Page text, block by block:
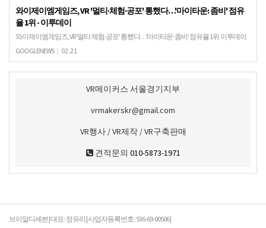
와이제이엠게임즈, VR '멀티·체험·공포' 통했다…'마이타운: 좀비' 점유
율 1위 - 이투데이
와이제이엠게임즈, VR '멀티·체험·공포' 통했다…'마이타운: 좀비' 점유율 1위 이투데이
와이제이엠게임즈는 관계사(지분율 25.63%) 원이멀스가 개발하고 서비스하는 2인 협
동 VR(가상현실, Virtual Rea…
GOOGLENEWS | 02.21
VR메이커스 서울경기지부
vrmakerskr@gmail.com
VR행사 / VR제작 / VR구축판매
견적문의 010-5873-1971
브이알디세븐 | 대표 : 정유리 | 사업자등록번호 : 536-69-00506 |